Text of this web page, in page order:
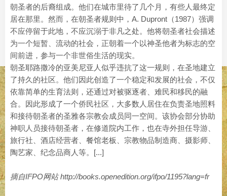
朝圣者的后裔组成。他们在城市里待了几个月，有些人最终定
居在那里。然而，在朝圣者规则中，A. Dupront（1987）强调
不应停留于此地，不应沉溺于非凡之处。他将朝圣者社会描述
为一个短暂、流动的社会，正朝着一个以神圣他者为标志的空
间前进，参与一个非世俗生活的现实。
朝圣耶路撒冷的亚美尼亚人似乎违抗了这一规则，在圣地建立
了持久的社区。他们因此创造了一个稳定和发展的社会，不仅
依靠简单的生育法则，还通过对被驱逐者、难民和移民的融
合。因此形成了一个侨民社区，大多数人居住在负责圣地照料
和接待朝圣者的圣雅各宗教会成员同一空间。该协会部分协助
神职人员接待朝圣者，在修道院内工作，也在寺外担任导游、
旅行社、酒店经营者、餐馆老板、宗教物品制造商、摄影师、
陶艺家、纪念品商人等。[...]
摘自IFPO网站 http://books.openedition.org/ifpo/1195?lang=fr